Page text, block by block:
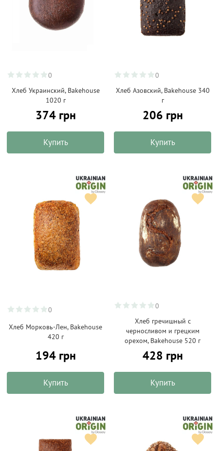
0
Хлеб Украинский, Bakehouse
1020 г
374 грн
Купить
0
Хлеб Азовский, Bakehouse 340
г
206 грн
Купить
0
Хлеб Морковь-Лен, Bakehouse
420 г
194 грн
Купить
0
Хлеб гречишный с
черносливом и грецким
орехом, Bakehouse 520 г
428 грн
Купить